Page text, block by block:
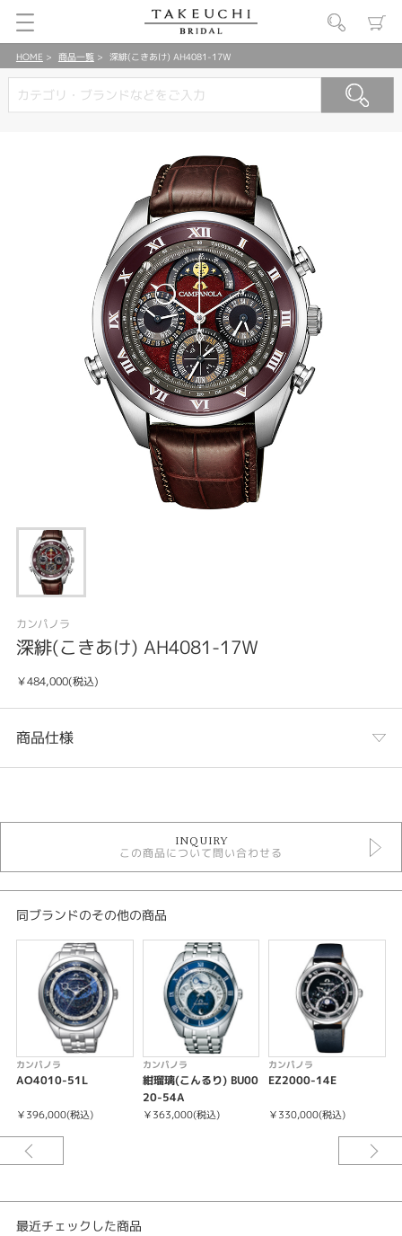
HOME 商品一覧 深緋(こきあけ) AH4081-17W
カンパノラ
深緋(こきあけ) AH4081-17W
￥484,000(税込)
商品仕様
時計
その他文字盤
5気圧防水以下
メンズウォッチ
革ベルト
メンズ 腕時計
性別
メンズ
腕時計
ミニッツリピーター、ムーンフェイズ、パーペチュアルカレンダー、クロノ
愉しみを追求したグランドコンプリケーションモデルです。遥かなる時空を
INQUIRY
この商品について問い合わせる
同ブランドのその他の商品
カンパノラ
AO4010-51L
￥396,000(税込)
カンパノラ
紺瑠璃(こんるり) BU00
20-54A
￥363,000(税込)
カンパノラ
EZ2000-14E
￥330,000(税込)
最近チェックした商品